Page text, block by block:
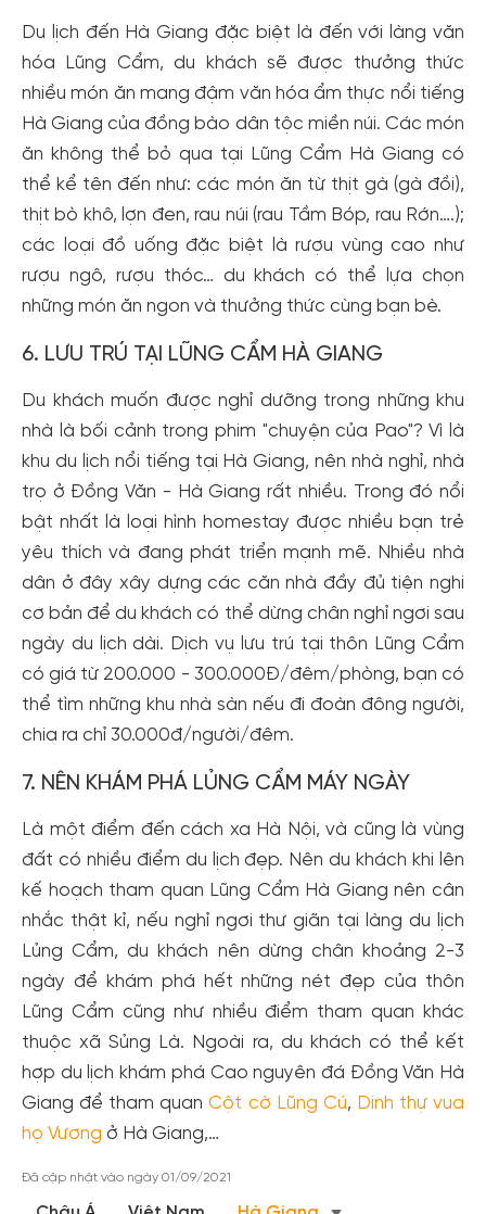
Du lịch đến Hà Giang đặc biệt là đến với làng văn
hóa Lũng Cẩm, du khách sẽ được thưởng thức
nhiều món ăn mang đậm văn hóa ẩm thực nổi tiếng
Hà Giang của đồng bào dân tộc miền núi. Các món
ăn không thể bỏ qua tại Lũng Cẩm Hà Giang có
thể kể tên đến như: các món ăn từ thịt gà (gà đồi),
thịt bò khô, lợn đen, rau núi (rau Tầm Bóp, rau Rớn….);
các loại đồ uống đặc biệt là rượu vùng cao như
rượu ngô, rượu thóc… du khách có thể lựa chọn
những món ăn ngon và thưởng thức cùng bạn bè.
6. LƯU TRÚ TẠI LŨNG CẨM HÀ GIANG
Du khách muốn được nghỉ dưỡng trong những khu
nhà là bối cảnh trong phim "chuyện của Pao"? Vì là
khu du lịch nổi tiếng tại Hà Giang, nên nhà nghỉ, nhà
trọ ở Đồng Văn - Hà Giang rất nhiều. Trong đó nổi
bật nhất là loại hình homestay được nhiều bạn trẻ
yêu thích và đang phát triển mạnh mẽ. Nhiều nhà
dân ở đây xây dựng các căn nhà đầy đủ tiện nghi
cơ bản để du khách có thể dừng chân nghỉ ngơi sau
ngày du lịch dài. Dịch vụ lưu trú tại thôn Lũng Cẩm
có giá từ 200.000 - 300.000Đ/đêm/phòng, bạn có
thể tìm những khu nhà sàn nếu đi đoàn đông người,
chia ra chỉ 30.000đ/người/đêm.
7. NÊN KHÁM PHÁ LỦNG CẨM MÁY NGÀY
Là một điểm đến cách xa Hà Nội, và cũng là vùng
đất có nhiều điểm du lịch đẹp. Nên du khách khi lên
kế hoạch tham quan Lũng Cẩm Hà Giang nên cân
nhắc thật kỉ, nếu nghỉ ngơi thư giãn tại làng du lịch
Lủng Cẩm, du khách nên dừng chân khoảng 2-3
ngày để khám phá hết những nét đẹp của thôn
Lũng Cẩm cũng như nhiều điểm tham quan khác
thuộc xã Sủng Là. Ngoài ra, du khách có thể kết
hợp du lịch khám phá Cao nguyên đá Đồng Văn Hà
Giang để tham quanCột cờ Lũng Cú, Dinh thự vua
họ Vương ở Hà Giang,…
Đã cập nhật vào ngày 01/09/2021